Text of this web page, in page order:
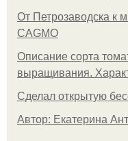
От Петрозаводска к
CAGMO
Описание сорта
выращивания.
Сделал открытую
Автор: Екатерина